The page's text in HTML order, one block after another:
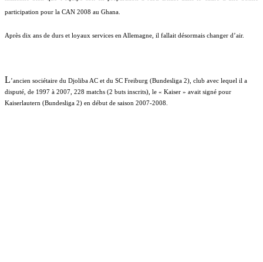
participation pour la CAN 2008 au Ghana.
Après dix ans de durs et loyaux services en Allemagne, il fallait désormais changer d’air.
L’ancien sociétaire du Djoliba AC et du SC Freiburg (Bundesliga 2), club avec lequel il a
disputé, de 1997 à 2007, 228 matchs (2 buts inscrits), le « Kaiser » avait signé pour
Kaiserlautern (Bundesliga 2) en début de saison 2007-2008.